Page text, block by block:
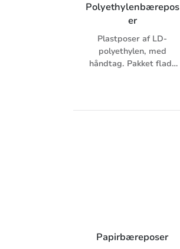
Polyethylenbærepos
er
Plastposer af LD-
polyethylen, med
håndtag. Pakket fladt
Papirbæreposer